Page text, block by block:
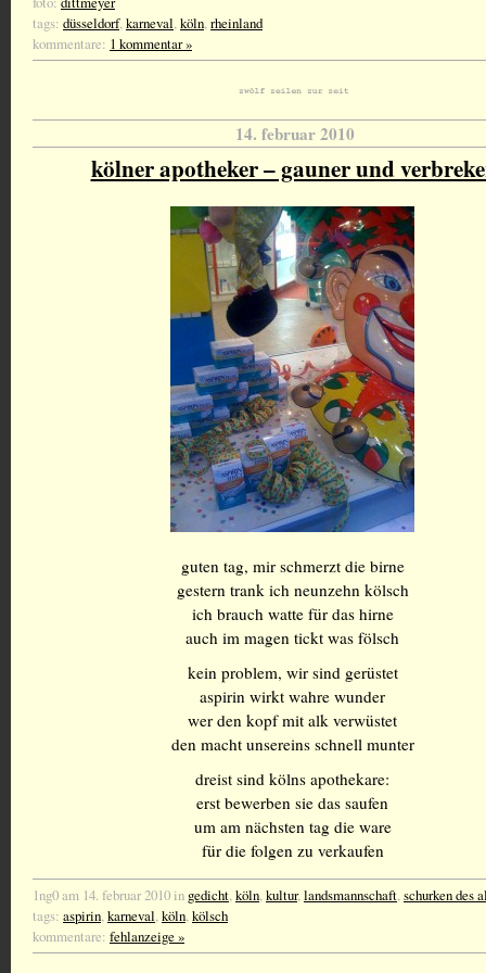
tags: düsseldorf,karneval,köln,rheinland
kommentare: 1 kommentar »
14. februar 2010
kölner apotheker – gauner und
guten tag, mir schmerzt die birne
gestern trank ich neunzehn kölsch
ich brauch watte für das hirne
auch im magen tickt was fölsch
kein problem, wir sind gerüstet
aspirin wirkt wahre wunder
wer den kopf mit alk verwüstet
den macht unsereins schnell munter
dreist sind kölns apothekare:
erst bewerben sie das saufen
um am nächsten tag die ware
für die folgen zu verkaufen
1ng0 am 14. februar 2010 in gedicht,köln,kultur,landsmannschaft,schurken des
tags: aspirin,karneval,köln,kölsch
kommentare: fehlanzeige »